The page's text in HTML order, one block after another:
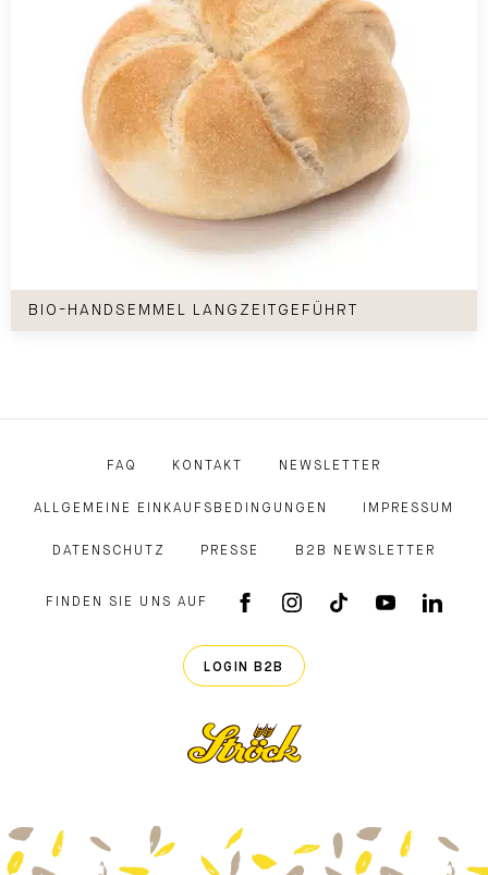
Bio-Handsemmel langzeitgeführt
BIO-HANDSEMMEL LANGZEITGEFÜHRT
FAQ KONTAKT NEWSLETTER
ALLGEMEINE EINKAUFSBEDINGUNGEN IMPRESSUM
DATENSCHUTZ PRESSE B2B NEWSLETTER
FINDEN SIE UNS AUF
FACEBOOK APP
INSTAGRAM
TIKTOKYOUTUBE
LOGIN B2B